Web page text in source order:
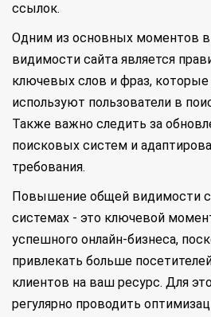
ссылок.
Одним из основных моментов
видимости сайта является
ключевых слов и фраз, которые
используют пользователи в
Также важно следить за
поисковых систем и
требования.
Повышение общей видимости
системах - это ключевой
успешного онлайн-бизнеса,
привлекать больше
клиентов на ваш ресурс. Для
регулярно проводить